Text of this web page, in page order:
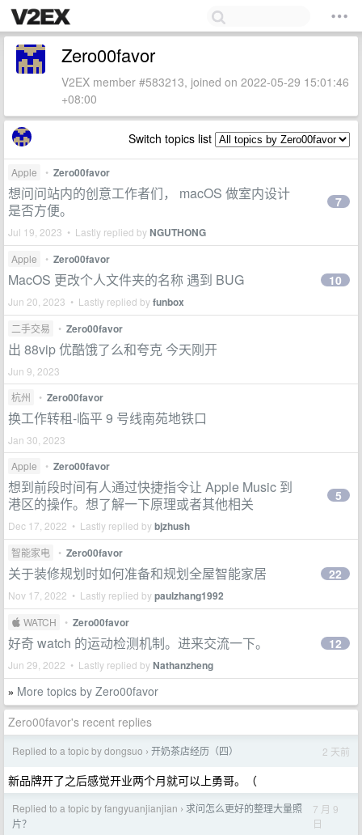
Zero00favor
V2EX member #583213, joined on 2022-05-29 15:01:46
+08:00
Switch topics list
Apple • Zero00favor
想问问站内的创意工作者们， macOS 做室内设计
是否方便。
Jul 19, 2023 • Lastly replied byNGUTHONG
7
Apple • Zero00favor
MacOS 更改个人文件夹的名称 遇到 BUG
Jun 20, 2023 • Lastly replied byfunbox
10
二手交易 • Zero00favor
出 88vip 优酷饿了么和夸克 今天刚开
Jun 9, 2023
杭州
• Zero00favor
换工作转租-临平 9 号线南苑地铁口
Jan 30, 2023
Apple
• Zero00favor
想到前段时间有人通过快捷指令让 Apple Music 到
港区的操作。想了解一下原理或者其他相关
Dec 17, 2022 • Lastly replied bybjzhush
5
智能家电 • Zero00favor
关于装修规划时如何准备和规划全屋智能家居
Nov 17, 2022 • Lastly replied bypaulzhang1992
22
 WATCH • Zero00favor
好奇 watch 的运动检测机制。进来交流一下。
Jun 29, 2022 • Lastly replied byNathanzheng
12
» More topics by Zero00favor
Zero00favor's recent replies
Replied to a topic by dongsuo › 开奶茶店经历（四） 2 天前
新品牌开了之后感觉开业两个月就可以上勇哥。（
Replied to a topic by fangyuanjianjian › 求问怎么更好的整理大量照
片？
7 月 9
日